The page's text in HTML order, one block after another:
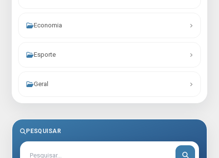
Economia
Esporte
Geral
PESQUISAR